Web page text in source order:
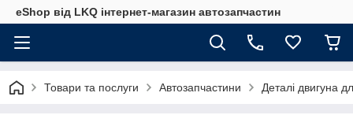
eShop від LKQ інтернет-магазин автозапчастин
Товари та послуги Автозапчастини Деталі двигуна